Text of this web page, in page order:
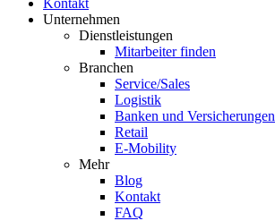
Kontakt
Unternehmen
Dienstleistungen
Mitarbeiter finden
Branchen
Service/Sales
Logistik
Banken und Versicherungen
Retail
E-Mobility
Mehr
Blog
Kontakt
FAQ